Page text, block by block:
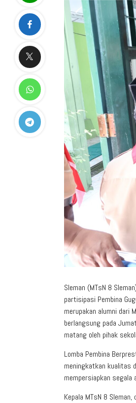
Sleman (MTsN 8
partisipasi Pembina
merupakan alumni dari
berlangsung pada
matang oleh pihak
Lomba Pembina
meningkatkan kualitas
mempersiapkan
Kepala MTsN 8